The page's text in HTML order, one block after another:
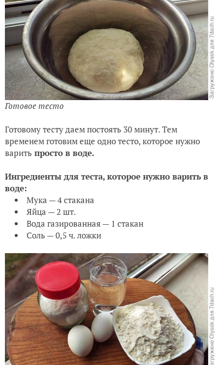
Готовое тесто
Готовому тесту даем постоять 30 минут. Тем
временем готовим еще одно тесто, которое нужно
варить просто в воде.
Ингредиенты для теста, которое нужно варить в
воде:
Мука — 4 стакана
Яйца — 2 шт.
Вода газированная — 1 стакан
Соль — 0,5 ч. ложки